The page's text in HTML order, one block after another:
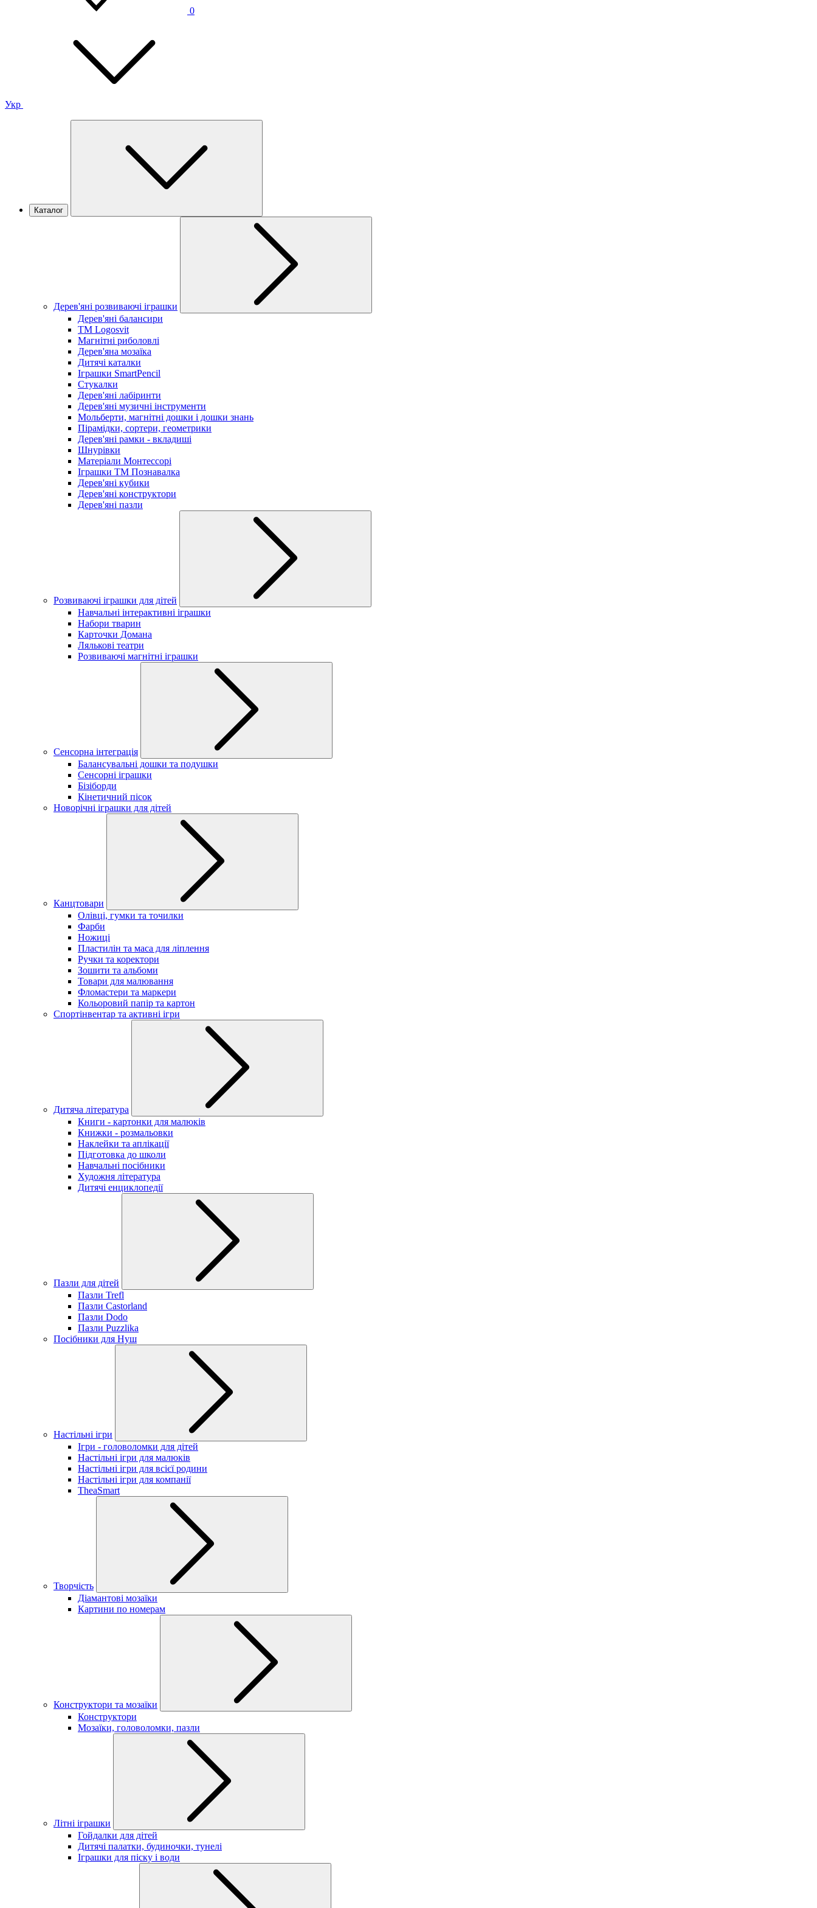
0
Укр
Каталог
Дерев'яні розвиваючі іграшки
Дерев'яні балансири
TM Logosvit
Магнітні риболовлі
Дерев'яна мозаїка
Дитячі каталки
Іграшки SmartPencil
Стукалки
Дерев'яні лабіринти
Дерев'яні музичні інструменти
Мольберти, магнітні дошки і дошки знань
Пірамідки, сортери, геометрики
Дерев'яні рамки - вкладиші
Шнурівки
Матеріали Монтессорі
Іграшки ТМ Познавалка
Дерев'яні кубики
Дерев'яні конструктори
Дерев'яні пазли
Розвиваючі іграшки для дітей
Навчальні інтерактивні іграшки
Набори тварин
Карточки Домана
Лялькові театри
Розвиваючі магнітні іграшки
Сенсорна інтеграція
Балансувальні дошки та подушки
Сенсорні іграшки
Бізіборди
Кінетичний пісок
Новорічні іграшки для дітей
Канцтовари
Олівці, гумки та точилки
Фарби
Ножиці
Пластилін та маса для ліплення
Ручки та коректори
Зошити та альбоми
Товари для малювання
Фломастери та маркери
Кольоровий папір та картон
Спортінвентар та активні ігри
Дитяча література
Книги - картонки для малюків
Книжки - розмальовки
Наклейки та аплікації
Підготовка до школи
Навчальні посібники
Художня література
Дитячі енциклопедії
Пазли для дітей
Пазли Trefl
Пазли Castorland
Пазли Dodo
Пазли Puzzlika
Посібники для Нуш
Настільні ігри
Ігри - головоломки для дітей
Настільні ігри для малюків
Настільні ігри для всієї родини
Настільні ігри для компанії
TheaSmart
Творчість
Діамантові мозаїки
Картини по номерам
Конструктори та мозаїки
Конструктори
Мозаїки, головоломки, пазли
Літні іграшки
Гойдалки для дітей
Дитячі палатки, будиночки, тунелі
Іграшки для піску і води